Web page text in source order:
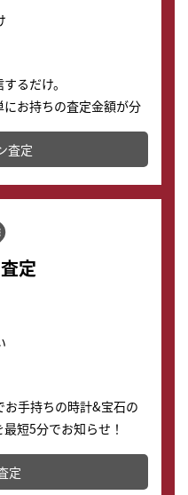
るだけ。
お持ちの査定金額が分
査定
定
お手持ちの時計&宝石の
短5分でお知らせ！
ることが出来ます。
定